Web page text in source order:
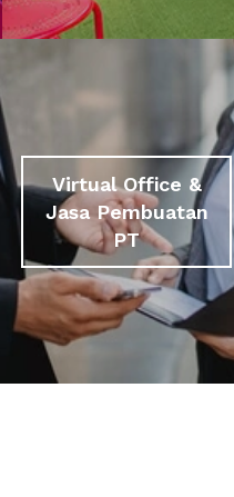
Virtual Office &
Jasa Pembuatan
PT